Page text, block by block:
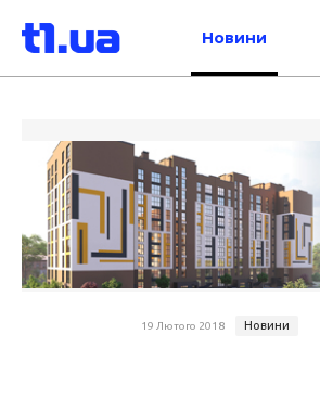
Новини
19 Лютого 2018 Новини